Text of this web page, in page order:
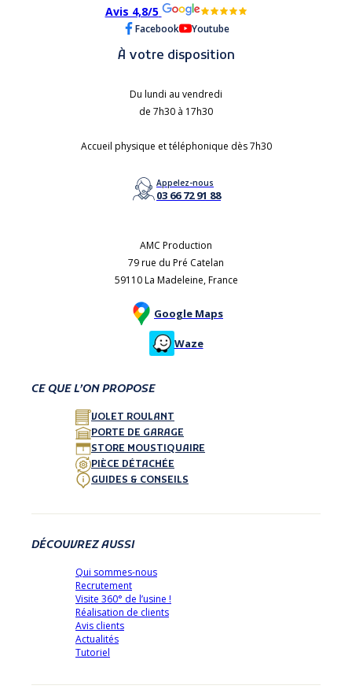
Avis 4,8/5
Facebook Youtube
À votre disposition
Du lundi au vendredi
de 7h30 à 17h30
Accueil physique et téléphonique dès 7h30
Appelez-nous
03 66 72 91 88
AMC Production
79 rue du Pré Catelan
59110 La Madeleine, France
Google Maps
Waze
CE QUE L’ON PROPOSE
VOLET ROULANT
PORTE DE GARAGE
STORE MOUSTIQUAIRE
PIÈCE DÉTACHÉE
GUIDES & CONSEILS
DÉCOUVREZ AUSSI
Qui sommes-nous
Recrutement
Visite 360° de l’usine !
Réalisation de clients
Avis clients
Actualités
Tutoriel